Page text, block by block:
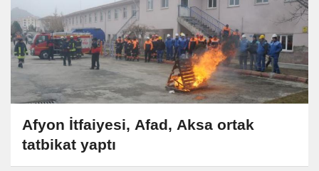
Afyon İtfaiyesi, Afad, Aksa ortak
tatbikat yaptı